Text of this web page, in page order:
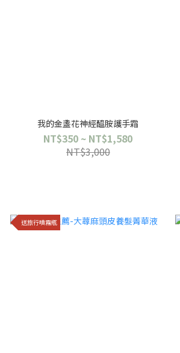
我的金盞花神經醯胺護手霜
NT$350 ~ NT$1,580
NT$3,000
送旅行噴霧瓶